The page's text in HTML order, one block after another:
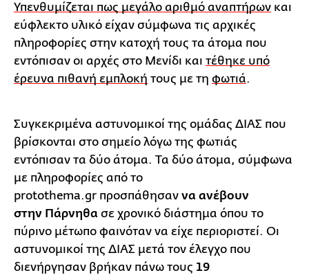
Υπενθυμίζεται πως μεγάλο αριθμό αναπτήρων και
εύφλεκτο υλικό είχαν σύμφωνα τις αρχικές
πληροφορίες στην κατοχή τους τα άτομα που
εντόπισαν οι αρχές στο Μενίδι και τέθηκε υπό
έρευνα πιθανή εμπλοκή τους με τη φωτιά.
Συγκεκριμένα αστυνομικοί της ομάδας ΔΙΑΣ που
βρίσκονται στο σημείο λόγω της φωτιάς
εντόπισαν τα δύο άτομα. Τα δύο άτομα, σύμφωνα
με πληροφορίες από το
protothema.gr προσπάθησαν να ανέβουν
στην Πάρνηθα σε χρονικό διάστημα όπου το
πύρινο μέτωπο φαινόταν να είχε περιοριστεί. Οι
αστυνομικοί της ΔΙΑΣ μετά τον έλεγχο που
διενήργησαν βρήκαν πάνω τους 19